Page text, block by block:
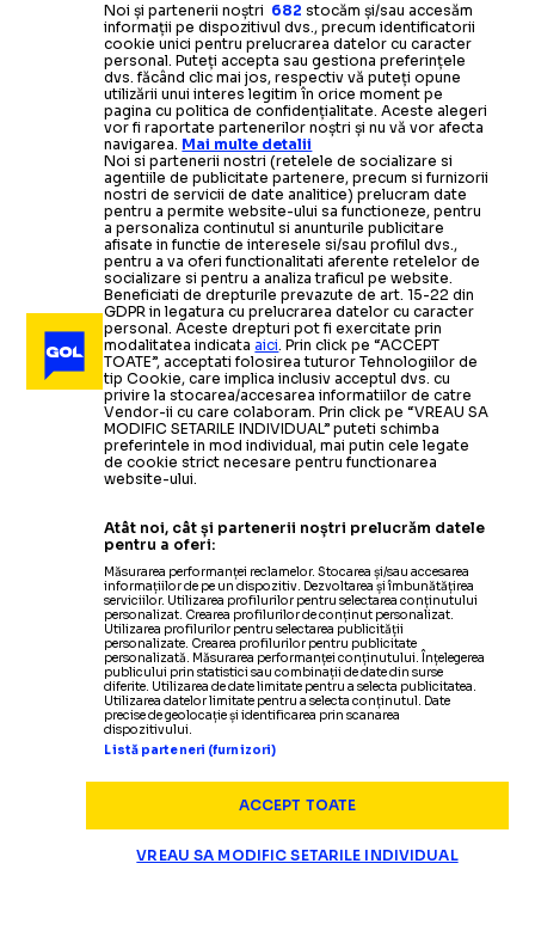
Noi și partenerii noștri 682 stocăm și/sau accesăm
informații pe dispozitivul dvs., precum identificatorii
cookie unici pentru prelucrarea datelor cu caracter
personal. Puteți accepta sau gestiona preferințele
dvs. făcând clic mai jos, respectiv vă puteți opune
utilizării unui interes legitim în orice moment pe
pagina cu politica de confidențialitate. Aceste alegeri
vor fi raportate partenerilor noștri și nu vă vor afecta
navigarea. Mai multe detalii
Noi si partenerii nostri (retelele de socializare si
agentiile de publicitate partenere, precum si furnizorii
nostri de servicii de date analitice) prelucram date
pentru a permite website-ului sa functioneze, pentru
a personaliza continutul si anunturile publicitare
afisate in functie de interesele si/sau profilul dvs.,
pentru a va oferi functionalitati aferente retelelor de
socializare si pentru a analiza traficul pe website.
Beneficiati de drepturile prevazute de art. 15-22 din
GDPR in legatura cu prelucrarea datelor cu caracter
personal. Aceste drepturi pot fi exercitate prin
modalitatea indicataaici. Prin click pe “ACCEPT
TOATE”, acceptati folosirea tuturor Tehnologiilor de
tip Cookie, care implica inclusiv acceptul dvs. cu
privire la stocarea/accesarea informatiilor de catre
Vendor-ii cu care colaboram. Prin click pe “VREAU SA
MODIFIC SETARILE INDIVIDUAL” puteti schimba
preferintele in mod individual, mai putin cele legate
de cookie strict necesare pentru functionarea
website-ului.
Atât noi, cât și partenerii noștri prelucrăm datele
pentru a oferi:
Măsurarea performanței reclamelor. Stocarea și/sau accesarea
informațiilor de pe un dispozitiv. Dezvoltarea și îmbunătățirea
serviciilor. Utilizarea profilurilor pentru selectarea conținutului
personalizat. Crearea profilurilor de conținut personalizat.
Utilizarea profilurilor pentru selectarea publicității
personalizate. Crearea profilurilor pentru publicitate
personalizată. Măsurarea performanței conținutului. Înțelegerea
publicului prin statistici sau combinații de date din surse
diferite. Utilizarea de date limitate pentru a selecta publicitatea.
Utilizarea datelor limitate pentru a selecta conținutul. Date
precise de geolocație și identificarea prin scanarea
dispozitivului.
Listă parteneri (furnizori)
ACCEPT TOATE
VREAU SA MODIFIC SETARILE INDIVIDUAL